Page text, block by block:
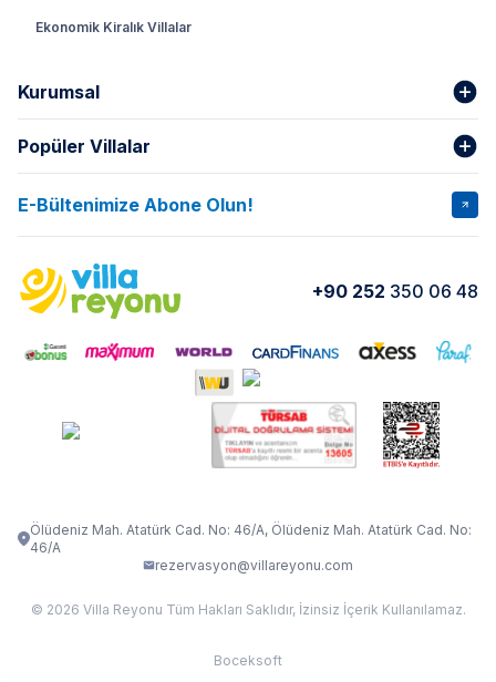
Ekonomik Kiralık Villalar
Kurumsal
Hakkımızda
İptal Şartları Banka Hesapları
Kurumsal Blog
Yorumlar Nasıl Kiralarım
Popüler Villalar
VİLLA SALKIM VİLLA SLAY 1
VİLLA OLENNA 1 VİLLA MERT
VILLA ADRIMA 1
VİLLA TİAMO VİLLA ZEYTİN DALI
VILLA ELMALI
E-Bültenimize Abone Olun!
+90 252 350 06 48
Ölüdeniz Mah. Atatürk Cad. No: 46/A, Ölüdeniz Mah. Atatürk Cad. No:
46/A
rezervasyon@villareyonu.com
© 2026 Villa Reyonu Tüm Hakları Saklıdır, İzinsiz İçerik Kullanılamaz.
Boceksoft